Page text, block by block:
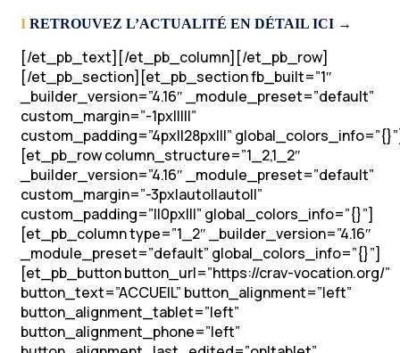
I RETROUVEZ L’ACTUALITÉ EN DÉTAIL ICI →
[/et_pb_text][/et_pb_column][/et_pb_row]
[/et_pb_section][et_pb_section fb_built=”1″
_builder_version=”4.16″ _module_preset=”default”
custom_margin=”-1px|||||”
custom_padding=”4px||28px|||”
[et_pb_row column_structure=”1_2,1_2″
_builder_version=”4.16″ _module_preset=”default”
custom_margin=”-3px|auto||auto||”
custom_padding=”||0px|||” global_colors_info=”{}”]
[et_pb_column type=”1_2″ _builder_version=”4.16″
_module_preset=”default” global_colors_info=”{}”]
[et_pb_button button_url=”https://crav-vocation.org/”
button_text=”ACCUEIL” button_alignment=”left”
button_alignment_tablet=”left”
button_alignment_phone=”left”